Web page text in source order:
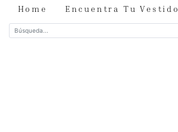
Home Encuentra Tu Vestido